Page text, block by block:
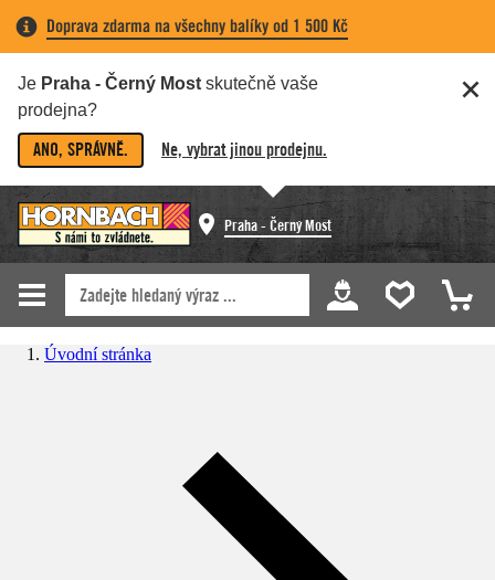
Doprava zdarma na všechny balíky od 1 500 Kč
Je Praha - Černý Most skutečně vaše
prodejna?
ANO, SPRÁVNĚ. Ne, vybrat jinou prodejnu.
Praha - Černý Most
Úvodní stránka